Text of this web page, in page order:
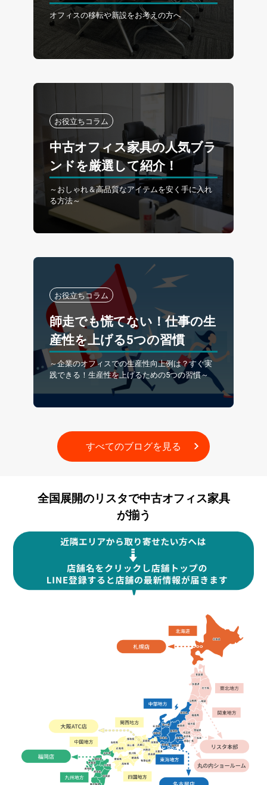
想の空間を。
オフィスの移転や新設をお考えの方へ
中古オフィス家具の人気ブラ
ンドを厳選して紹介！
お役立ちコラム
～おしゃれ＆高品質なアイテムを安く手に入れ
る方法～
師走でも慌てない！仕事の生
産性を上げる5つの習慣
お役立ちコラム
～企業のオフィスでの生産性向上例は？すぐ実
践できる！生産性を上げるための5つの習慣～
すべてのブログを見る
全国展開のリスタで中古オフィス家具
が揃う